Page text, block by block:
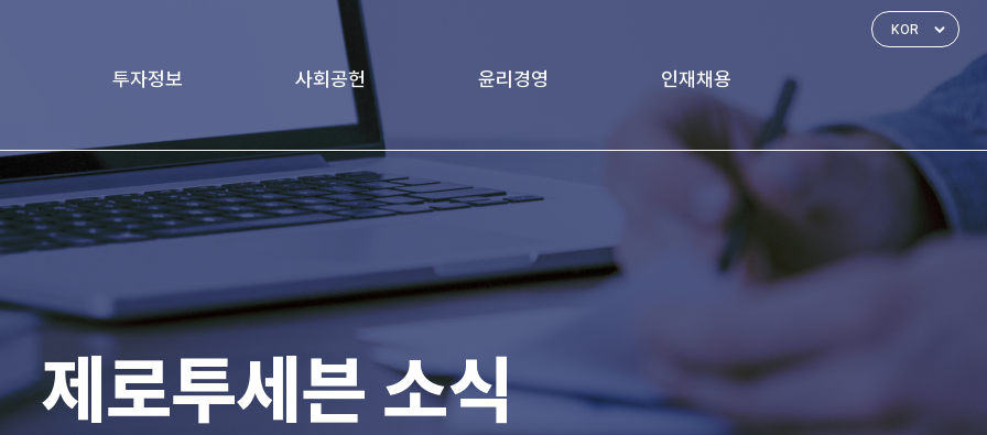
투자정보
재무정보
IR 자료실
사회공헌
Love Project
가족친화경영문화
윤리경영
신고하기
인재채용
채용공고
제로투세븐 소식